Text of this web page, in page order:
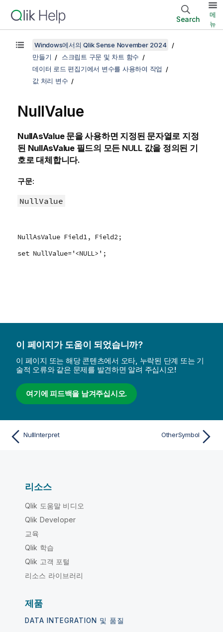
Search
메
뉴
Windows에서의 Qlik Sense November 2024
만들기
스크립트 구문 및 차트 함수
데이터 로드 편집기에서 변수를 사용하여 작업
값 처리 변수
NullValue
NullAsValue문을 사용하면 지정된 문자열로 지정
된 NullAsValue필드의 모든 NULL값을 정의된 기
호로 대체합니다.
구문:
NullValue
NullAsValue Field1, Field2;
set NullValue='<NULL>';
이 페이지가 도움이 되었습니까?
이 페이지 또는 해당 콘텐츠에서 오타, 누락된 단계 또는 기
술적 오류와 같은 문제를 발견하면 알려 주십시오!
여기에 피드백을 남겨주십시오.
NullInterpret OtherSymbol
리소스
Qlik 도움말 비디오
Qlik Developer
교육
Qlik 학습
Qlik 고객 포털
리소스 라이브러리
제품
DATA INTEGRATION 및 품질